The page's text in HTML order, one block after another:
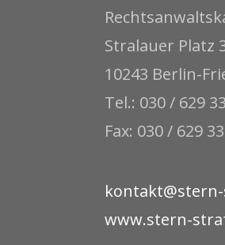
Stralauer Platz
10243 Berlin-
Tel.: 030 / 629
Fax: 030 / 629
www.stern-